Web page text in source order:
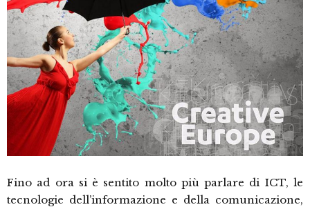
Fino ad ora si è sentito molto più parlare di ICT, le
tecnologie dell’informazione e della comunicazione,